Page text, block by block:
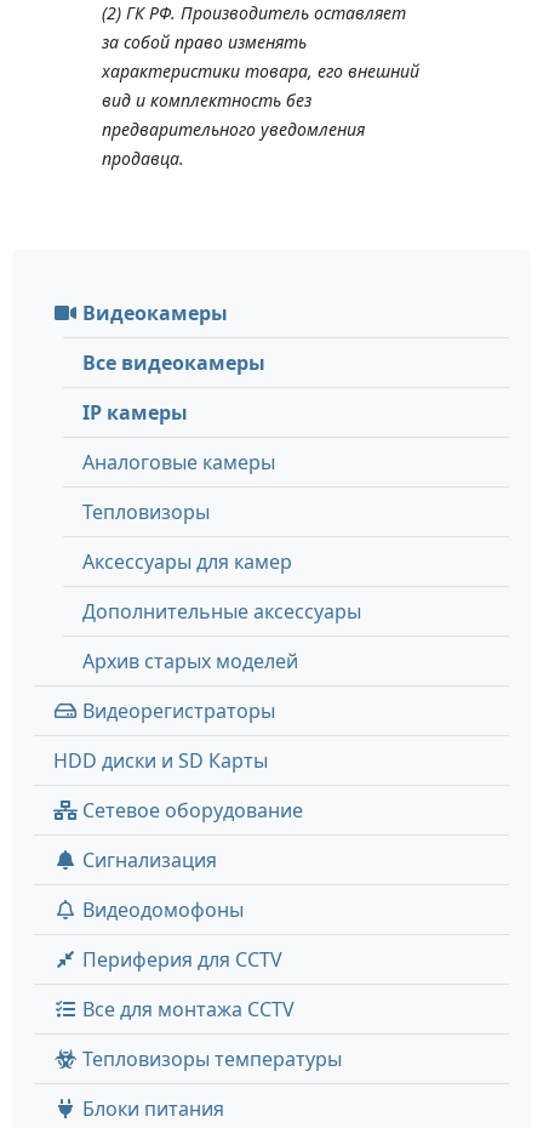
(2) ГК РФ. Производитель оставляет
за собой право изменять
характеристики товара, его внешний
вид и комплектность без
предварительного уведомления
продавца.
Видеокамеры
Все видеокамеры
IP камеры
Аналоговые камеры
Тепловизоры
Аксессуары для камер
Дополнительные аксессуары
Архив старых моделей
Видеорегистраторы
HDD диски и SD Карты
Сетевое оборудование
Сигнализация
Видеодомофоны
Периферия для CCTV
Все для монтажа CCTV
Тепловизоры температуры
Блоки питания